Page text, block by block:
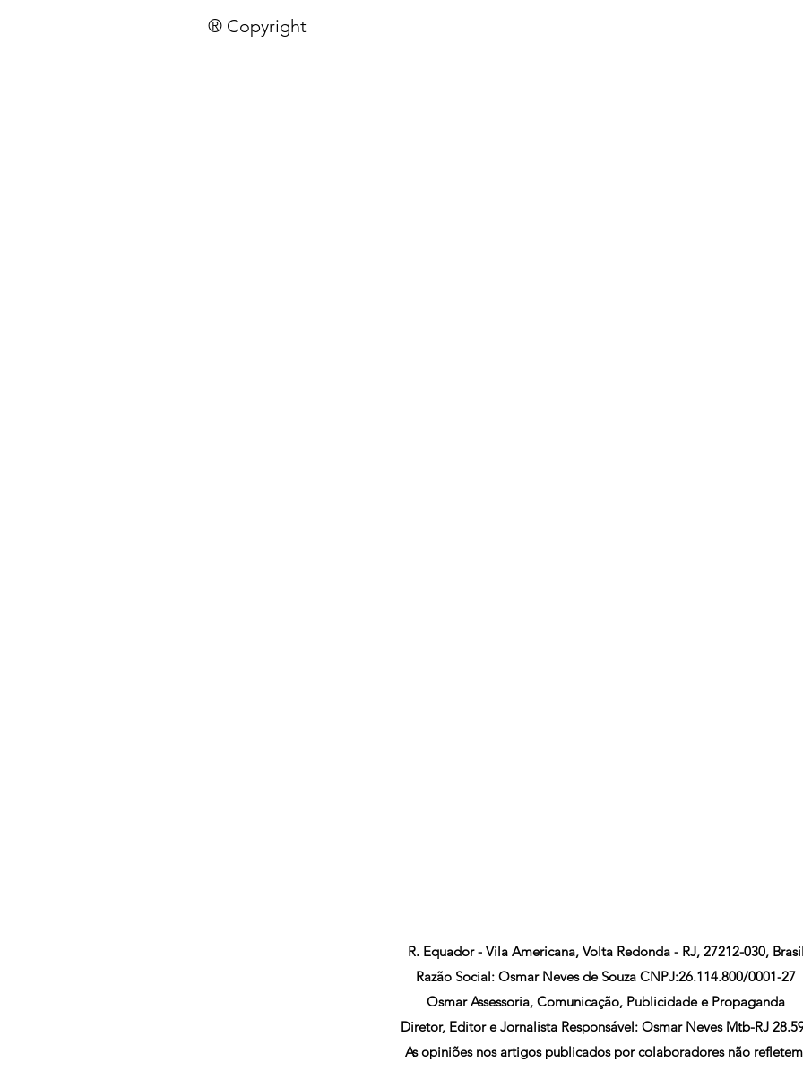
® Copyright
R. Equador - Vila Americana, Volta Redonda - RJ, 27212-030, Brasil
Razão Social: Osmar Neves de Souza CNPJ:26.114.800/0001-27
Osmar Assessoria, Comunicação, Publicidade e Propaganda
Diretor, Editor e Jornalista Responsável: Osmar Neves Mtb-RJ
As opiniões nos artigos publicados por colaboradores não